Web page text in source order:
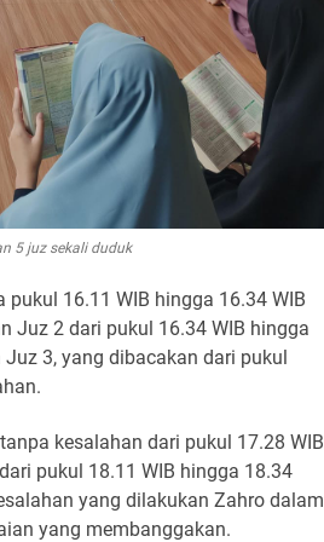
5 juz sekali duduk
16.11 WIB hingga 16.34 WIB
Juz 2 dari pukul 16.34 WIB hingga
3, yang dibacakan dari pukul
kesalahan dari pukul 17.28 WIB
pukul 18.11 WIB hingga 18.34
yang dilakukan Zahro dalam
yang membanggakan.